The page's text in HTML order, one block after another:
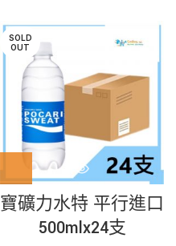
SOLD
OUT
寶礦力水特 平行進口
500mlx24支